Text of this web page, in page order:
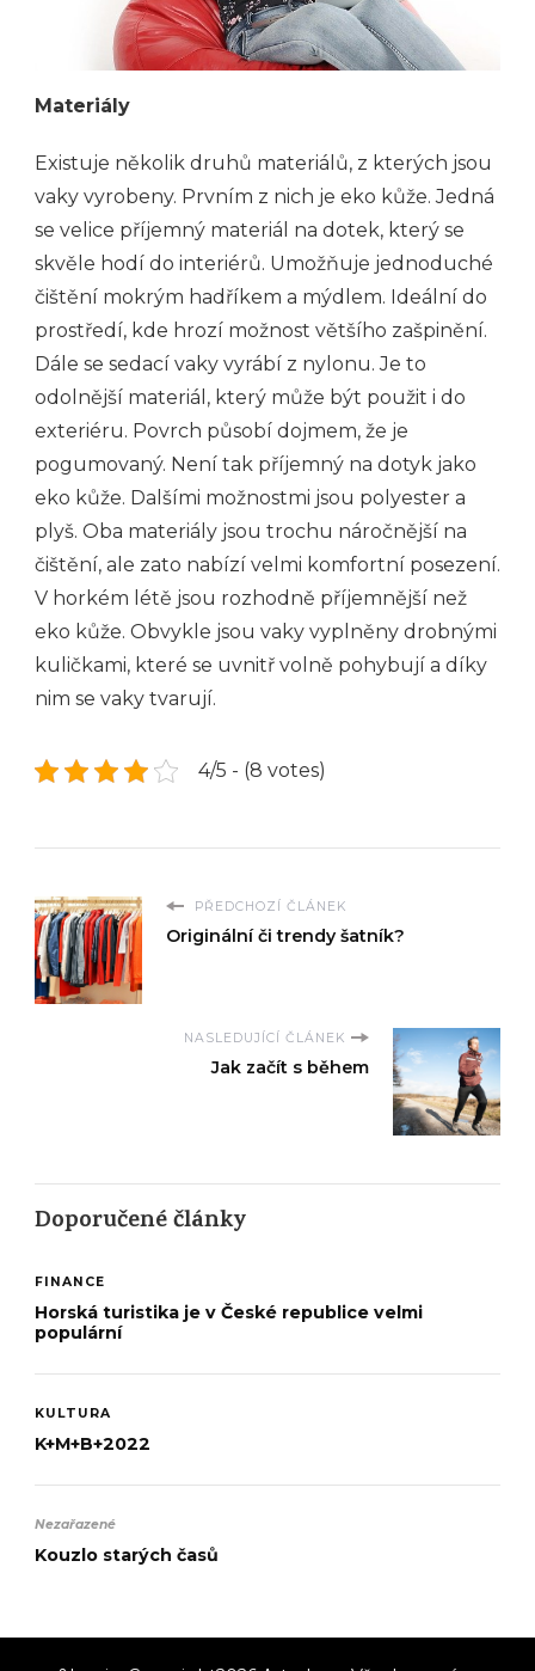
Materiály
Existuje několik druhů materiálů, z kterých jsou
vaky vyrobeny. Prvním z nich je eko kůže. Jedná
se velice příjemný materiál na dotek, který se
skvěle hodí do interiérů. Umožňuje jednoduché
čištění mokrým hadříkem a mýdlem. Ideální do
prostředí, kde hrozí možnost většího zašpinění.
Dále se sedací vaky vyrábí z nylonu. Je to
odolnější materiál, který může být použit i do
exteriéru. Povrch působí dojmem, že je
pogumovaný. Není tak příjemný na dotyk jako
eko kůže. Dalšími možnostmi jsou polyester a
plyš. Oba materiály jsou trochu náročnější na
čištění, ale zato nabízí velmi komfortní posezení.
V horkém létě jsou rozhodně příjemnější než
eko kůže. Obvykle jsou vaky vyplněny drobnými
kuličkami, které se uvnitř volně pohybují a díky
nim se vaky tvarují.
4/5 - (8 votes)
PŘEDCHOZÍ ČLÁNEK
Originální či trendy šatník?
NASLEDUJÍCÍ ČLÁNEK
Jak začít s během
Doporučené články
FINANCE
Horská turistika je v České republice velmi
populární
KULTURA
K+M+B+2022
Nezařazené
Kouzlo starých časů